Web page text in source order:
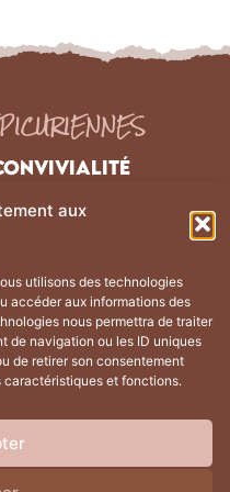
aux
utilisons des technologies
accéder aux informations des
nous permettra de traiter
de navigation ou les ID uniques
de retirer son consentement
et fonctions.
de confidentialité
CGV
Plan du site